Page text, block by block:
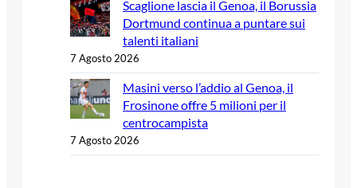
Scaglione lascia il Genoa, il Borussia
Dortmund continua a puntare sui
talenti italiani
7 Agosto 2026
Masini verso l’addio al Genoa, il
Frosinone offre 5 milioni per il
centrocampista
7 Agosto 2026